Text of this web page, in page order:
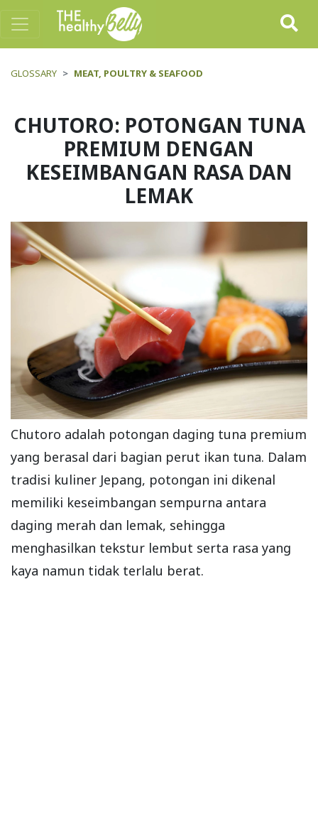
GLOSSARY MEAT, POULTRY & SEAFOOD
CHUTORO: POTONGAN TUNA
PREMIUM DENGAN
KESEIMBANGAN RASA DAN
LEMAK
Chutoro adalah potongan daging tuna premium
yang berasal dari bagian perut ikan tuna. Dalam
tradisi kuliner Jepang, potongan ini dikenal
memiliki keseimbangan sempurna antara
daging merah dan lemak, sehingga
menghasilkan tekstur lembut serta rasa yang
kaya namun tidak terlalu berat.